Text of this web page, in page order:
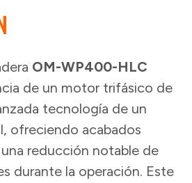
OM-WP400-HLC
de un motor trifásico de
tecnología de un
ofreciendo acabados
reducción notable de
durante la operación. Este